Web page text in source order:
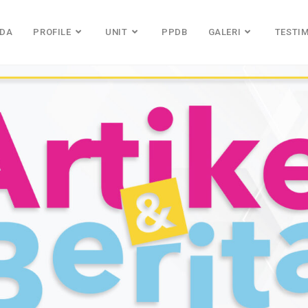
PROFILE UNIT PPDB GALERI